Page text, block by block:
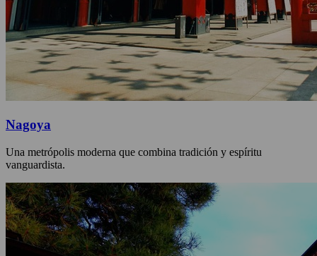
Nagoya
Una metrópolis moderna que combina tradición y espíritu
vanguardista.